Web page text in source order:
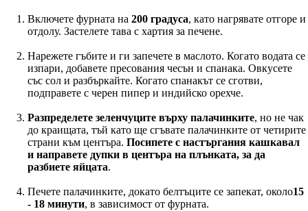
Включете фурната на 200 градуса, като нагрявате отгоре и
отдолу. Застелете тава с хартия за печене.
Нарежете гъбите и ги запечете в маслото. Когато водата се
изпари, добавете пресования чесън и спанака. Овкусете
със сол и разбъркайте. Когато спанакът се сготви,
подправете с черен пипер и индийско орехче.
Разпределете зеленчуците върху палачинките, но не чак
до краищата, тъй като ще сгъвате палачинките от четирите
страни към центъра. Посипете с настъргания кашкавал
и направете дупки в центъра на плънката, за да
разбиете яйцата.
Печете палачинките, докато белтъците се запекат, около15
- 18 минути, в зависимост от фурната.